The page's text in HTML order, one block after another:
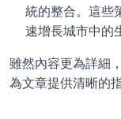
統的整合。這些
速增長城市中的
雖然內容更為詳細
為文章提供清晰的